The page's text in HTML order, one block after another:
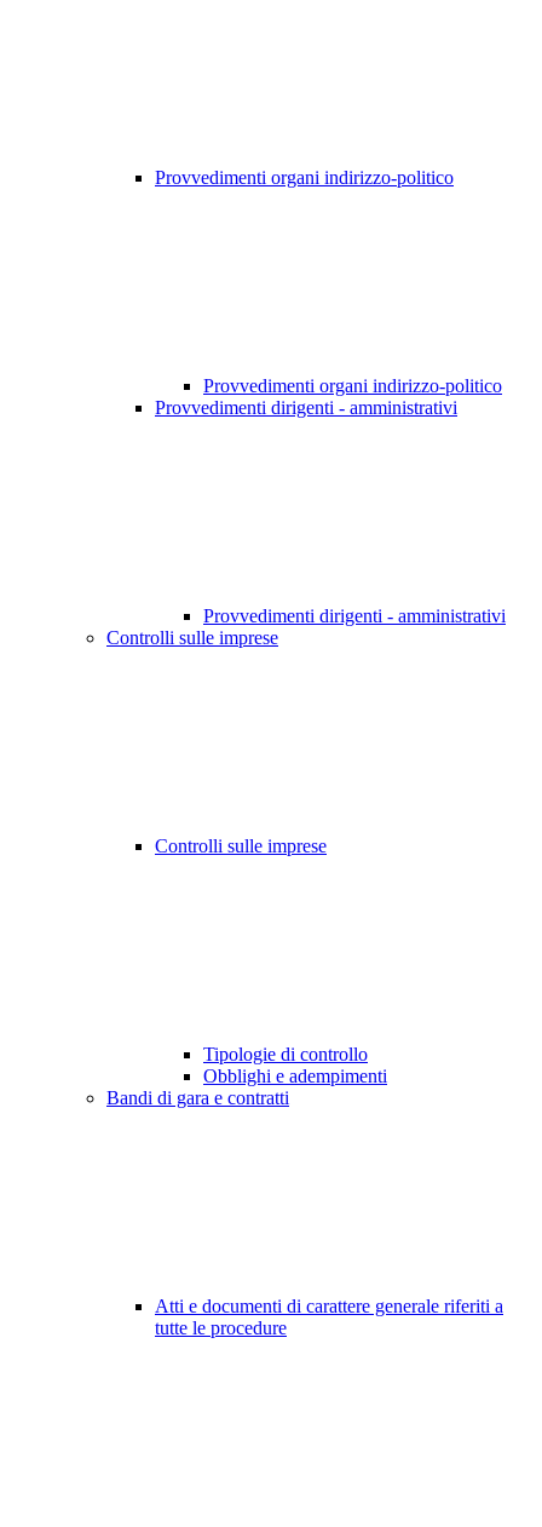
Provvedimenti organi indirizzo-politico
Provvedimenti organi indirizzo-politico
Provvedimenti dirigenti - amministrativi
Provvedimenti dirigenti - amministrativi
Controlli sulle imprese
Controlli sulle imprese
Tipologie di controllo
Obblighi e adempimenti
Bandi di gara e contratti
Atti e documenti di carattere generale riferiti a
tutte le procedure